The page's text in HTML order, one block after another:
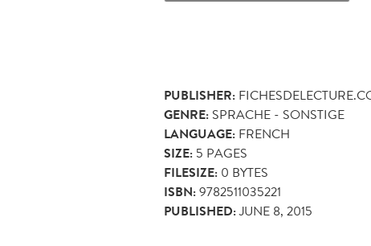
PUBLISHER:
GENRE: SPRACHE - SONSTIGE
LANGUAGE: FRENCH
SIZE: 5 PAGES
FILESIZE: 0 BYTES
ISBN:9782511035221
PUBLISHED:JUNE 8, 2015